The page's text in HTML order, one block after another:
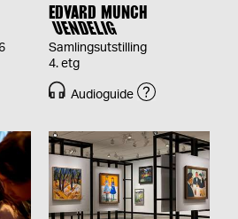
EDVARD MUNCH
UENDELIG
Samlingsutstilling
4. etg
Audioguide